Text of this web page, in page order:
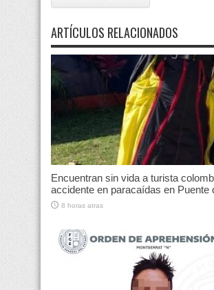
ARTÍCULOS RELACIONADOS
Encuentran sin vida a turista
accidente en paracaídas en Puente
8 horas atras